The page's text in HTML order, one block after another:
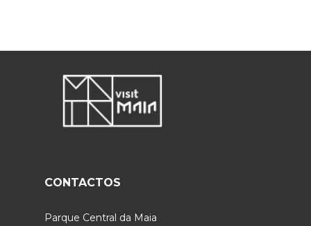
CONTACTOS
Parque Central da Maia